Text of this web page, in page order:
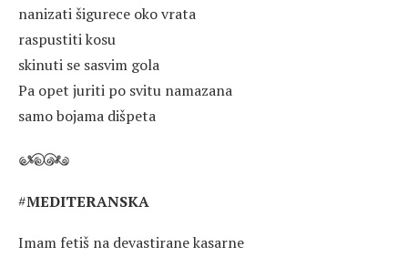
nanizati šigurece oko vrata
raspustiti kosu
skinuti se sasvim gola
Pa opet juriti po svitu namazana
samo bojama dišpeta
#MEDITERANSKA
Imam fetiš na devastirane kasarne